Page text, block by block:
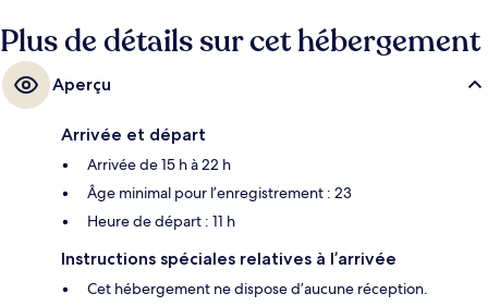
Plus de détails sur cet hébergement
Aperçu
Arrivée et départ
Arrivée de 15 h à 22 h
Âge minimal pour l’enregistrement : 23
Heure de départ : 11 h
Instructions spéciales relatives à l’arrivée
Cet hébergement ne dispose d’aucune réception.